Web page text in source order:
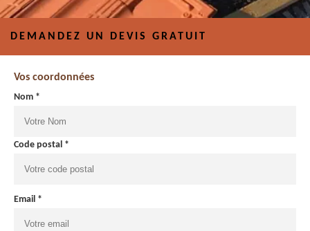
DEMANDEZ UN DEVIS GRATUIT
Vos coordonnées
Nom *
Code postal *
Email *